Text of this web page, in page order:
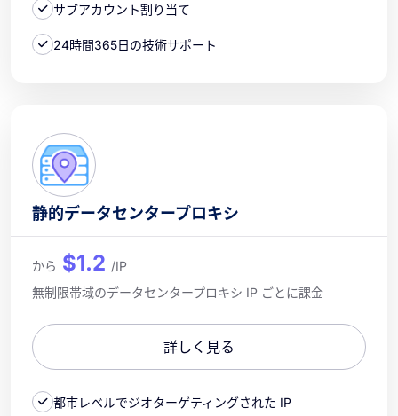
サブアカウント割り当て
24時間365日の技術サポート
静的データセンタープロキシ
から $1.2 /IP
無制限帯域のデータセンタープロキシ IP ごとに課金
詳しく見る
都市レベルでジオターゲティングされた IP